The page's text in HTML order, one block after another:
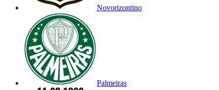
Novorizontino
Palmeiras